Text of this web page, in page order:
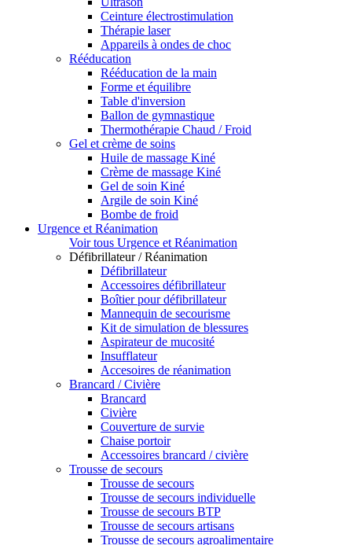
Ceinture électrostimulation
Thérapie laser
Appareils à ondes de choc
Rééducation
Rééducation de la main
Forme et équilibre
Table d'inversion
Ballon de gymnastique
Thermothérapie Chaud / Froid
Gel et crème de soins
Huile de massage Kiné
Crème de massage Kiné
Gel de soin Kiné
Argile de soin Kiné
Bombe de froid
Urgence et Réanimation
Voir tous Urgence et Réanimation
Défibrillateur / Réanimation
Défibrillateur
Accessoires défibrillateur
Boîtier pour défibrillateur
Mannequin de secourisme
Kit de simulation de blessures
Aspirateur de mucosité
Insufflateur
Accesoires de réanimation
Brancard / Civière
Brancard
Civière
Couverture de survie
Chaise portoir
Accessoires brancard / civière
Trousse de secours
Trousse de secours
Trousse de secours individuelle
Trousse de secours BTP
Trousse de secours artisans
Trousse de secours agroalimentaire